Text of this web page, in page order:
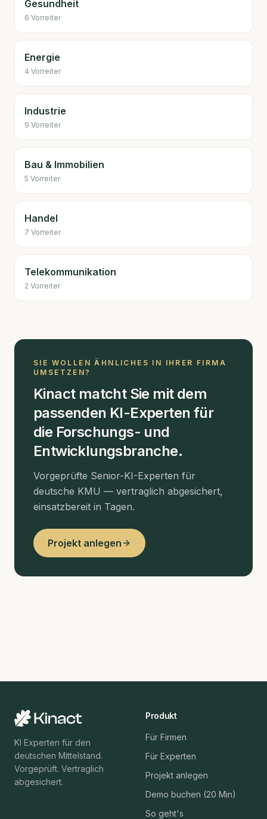
Gesundheit
6 Vorreiter
Energie
4 Vorreiter
Industrie
9 Vorreiter
Bau & Immobilien
5 Vorreiter
Handel
7 Vorreiter
Telekommunikation
2 Vorreiter
SIE WOLLEN ÄHNLICHES IN IHRER FIRMA
UMSETZEN?
Kinact matcht Sie mit dem
passenden KI-Experten für
die Forschungs- und
Entwicklungsbranche.
Vorgeprüfte Senior-KI-Experten für
deutsche KMU — vertraglich abgesichert,
einsatzbereit in Tagen.
Projekt anlegen
KI Experten für den
deutschen Mittelstand.
Vorgeprüft. Vertraglich
abgesichert.
Produkt
Für Firmen
Für Experten
Projekt anlegen
Demo buchen (20 Min)
So geht's